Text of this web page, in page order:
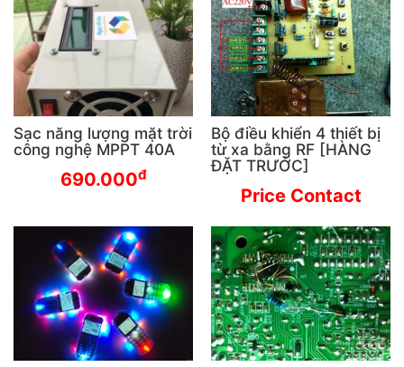
Sạc năng lượng mặt trời
công nghệ MPPT 40A
690.000đ
Bộ điều khiển 4 thiết bị
từ xa bằng RF [HÀNG
ĐẶT TRƯỚC]
Price Contact